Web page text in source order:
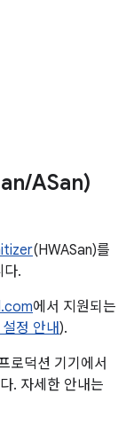
/ASan)
(HWASan)를
다.
에서 지원되는
정 안내 ).
로덕션 기기에서
. 자세한 안내는